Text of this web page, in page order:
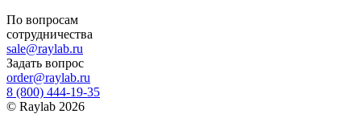
По вопросам
сотрудничества
sale@raylab.ru
Задать вопрос
order@raylab.ru
8 (800) 444-19-35
© Raylab 2026